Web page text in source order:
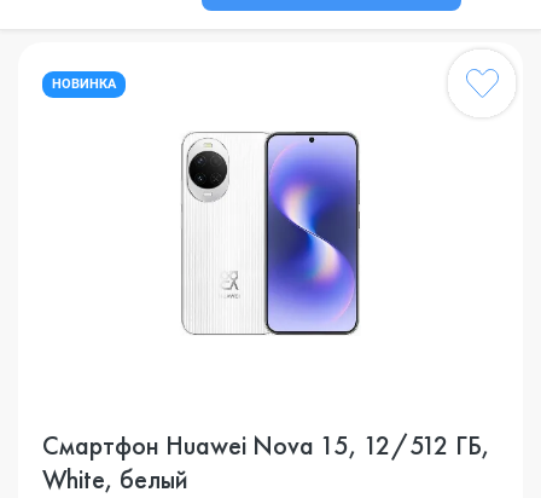
НОВИНКА
Смартфон Huawei Nova 15, 12/512 ГБ,
White, белый